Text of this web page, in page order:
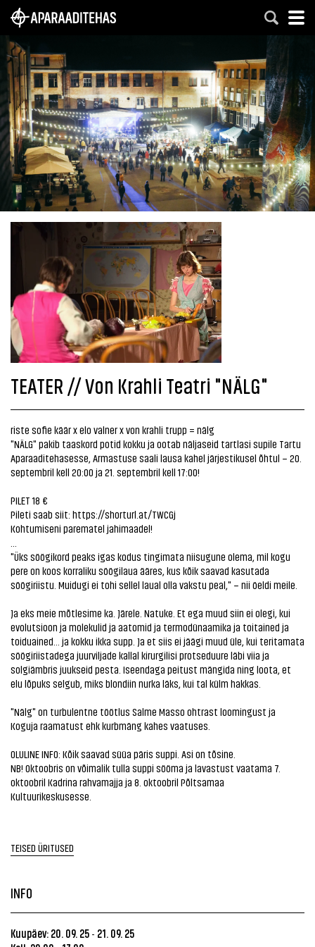
TEATER // Von Krahli Teatri "NÄLG"
riste sofie käär x elo valner x von krahli trupp = nälg
"NÄLG" pakib taaskord potid kokku ja ootab näljaseid tartlasi supile Tartu
Aparaaditehasesse, Armastuse saali lausa kahel järjestikusel õhtul – 20.
septembril kell 20:00 ja 21. septembril kell 17:00!
PILET 18 €
Pileti saab siit: https://shorturl.at/TWCGj
Kohtumiseni parematel jahimaadel!
"Üks söögikord peaks igas kodus tingimata niisugune olema, mil kogu
pere on koos korraliku söögilaua ääres, kus kõik saavad kasutada
söögiriistu. Muidugi ei tohi sellel laual olla vakstu peal," – nii öeldi meile.
Ja eks meie mõtlesime ka. Järele. Natuke. Et ega muud siin ei olegi, kui
evolutsioon ja molekulid ja aatomid ja termodünaamika ja toitained ja
toiduained… ja kokku ikka supp. Ja et siis ei jäägi muud üle, kui teritamata
söögiriistadega juurviljade kallal kirurgilisi protseduure läbi viia ja
solgiämbris juukseid pesta. Iseendaga peitust mängida ning loota, et
elu lõpuks selgub, miks blondiin nurka läks, kui tal külm hakkas.
"Nälg" on turbulentne töötlus Salme Masso ohtrast loomingust ja
Koguja raamatust ehk kurbmäng kahes vaatuses.
OLULINE INFO: Kõik saavad süüa päris suppi. Asi on tõsine.
NB! Oktoobris on võimalik tulla suppi sööma ja lavastust vaatama 7.
oktoobril Kadrina rahvamajja ja 8. oktoobril Põltsamaa
Kultuurikeskusesse.
TEISED ÜRITUSED
INFO
Kuupäev: 20. 09. 25 - 21. 09. 25